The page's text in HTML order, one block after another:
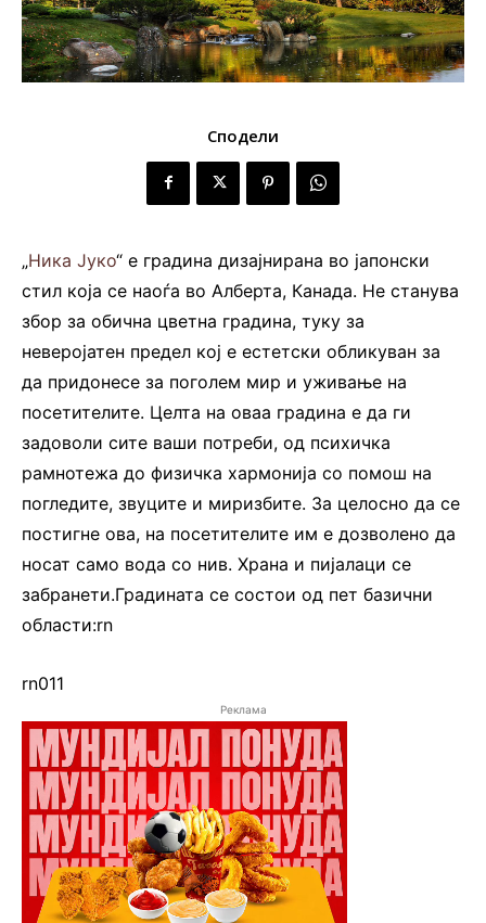
Сподели
„Ника Јуко“ е градина дизајнирана во јапонски
стил која се наоѓа во Алберта, Канада. Не станува
збор за обична цветна градина, туку за
неверојатен предел кој е естетски обликуван за
да придонесе за поголем мир и уживање на
посетителите. Целта на оваа градина е да ги
задоволи сите ваши потреби, од психичка
рамнотежа до физичка хармонија со помош на
погледите, звуците и миризбите. За целосно да се
постигне ова, на посетителите им е дозволено да
носат само вода со нив. Храна и пијалаци се
забранети.Градината се состои од пет базични
области:rn
rn011
Реклама